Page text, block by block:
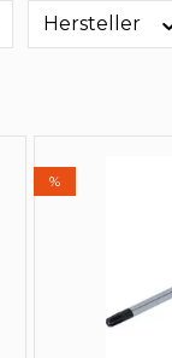
Hersteller
%